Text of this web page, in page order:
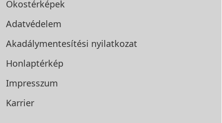
Okostérképek
Adatvédelem
Akadálymentesítési nyilatkozat
Honlaptérkép
Impresszum
Karrier